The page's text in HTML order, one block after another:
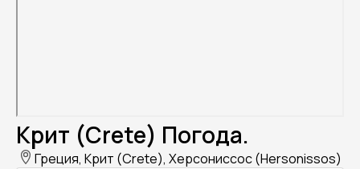
Крит (Crete) Погода.
Греция, Крит (Crete), Херсониссос (Hersonissos)